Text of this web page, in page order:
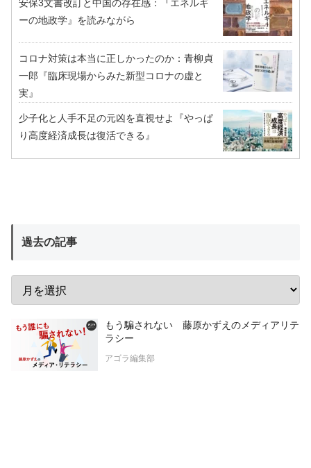
安保3文書改訂と中国の存在感：『エネルギ
ーの地政学』を読みながら
コロナ対策は本当に正しかったのか：青柳貞
一郎『臨床現場からみた新型コロナの虚と
実』
少子化と人手不足の元凶を直視せよ『やっぱ
り高度経済成長は復活できる』
過去の記事
もう騙されない 藤原かずえのメディアリテ
ラシー
アゴラ編集部